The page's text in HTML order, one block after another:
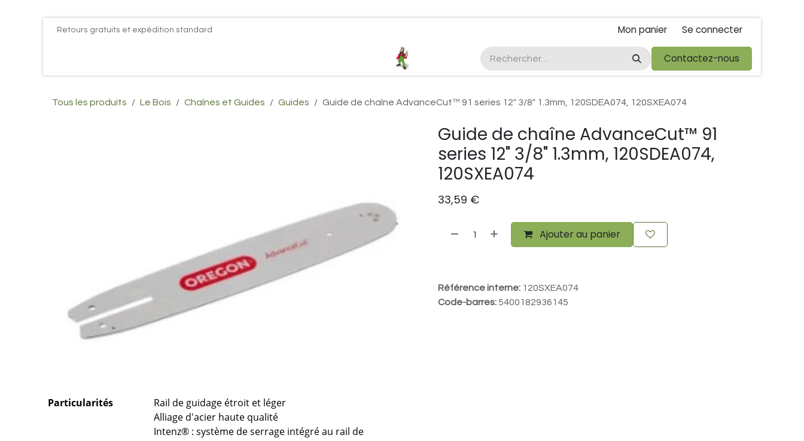
Se rendre au contenuRetours gratuits et expédition standard Mon panier Se connecter
Plus d'infos Kubota 38cv EGO Kubota foire de libramont Droit de rétractations
Contactez-nous
Tous les produits Le Bois Chaînes et Guides Guides Guide de chaîne AdvanceCut™ 91 series 12" 3/8" 1.3mm, 120SDEA074, 120SXEA074
Guide de chaîne AdvanceCut™ 91
series 12" 3/8" 1.3mm, 120SDEA074,
120SXEA074
33,59 €
Ajouter au panier
Référence interne: 120SXEA074
Code-barres:5400182936145
Particularités
Rail de guidage étroit et léger
Alliage d'acier haute qualité
Intenz® : système de serrage intégré au rail de